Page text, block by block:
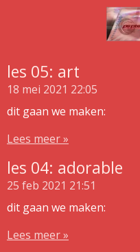
de
hoofdinhoud
les 05: art
18 mei 2021 22:05
dit gaan we maken:
Lees meer »
les 04: adorable
25 feb 2021 21:51
dit gaan we maken:
Lees meer »